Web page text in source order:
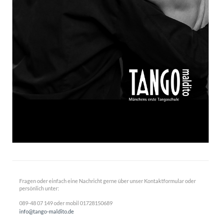
Fragen oder einfach eine Nachricht gerne über unser Kontaktformular oder
persönlich unter:
089-48 07 149 oder mobil 01728150689
info@tango-maldito.de